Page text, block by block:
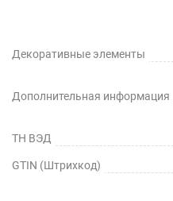
Уложите пленку
требуется.
ИНСТРУКЦИЯ ПО
При укладке на
Декоративные элементы
Дополнительная информация
ТН ВЭД
GTIN (Штрихкод)